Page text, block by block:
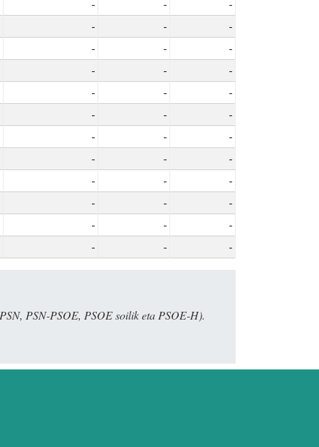
- -
-
- -
-
- -
-
- -
-
- -
-
- -
-
- -
-
- -
-
- -
-
- -
-
- -
-
- - -
PSN-PSOE, PSOE soilik eta PSOE-H).